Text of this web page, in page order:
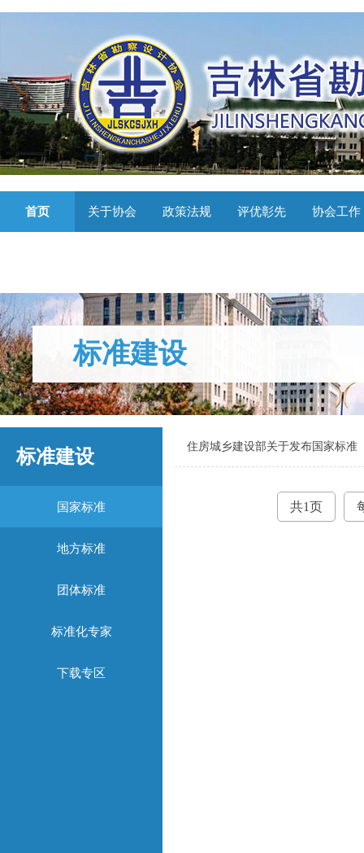
首页 关于协会 政策法规 评优彰先 协会工作
标准建设
标准建设
国家标准
地方标准
团体标准
标准化专家
下载专区
住房城乡建设部关于发布国家标准
共1页